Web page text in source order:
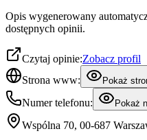
Opis wygenerowany
dostępnych opinii.
Czytaj opinie:Zobacz profil
Strona www:
Pokaż
Numer telefonu: Pokaż
Wspólna 70, 00-687